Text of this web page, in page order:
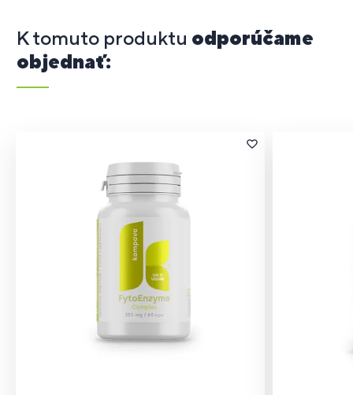
K tomuto produktu odporúčame
objednať: